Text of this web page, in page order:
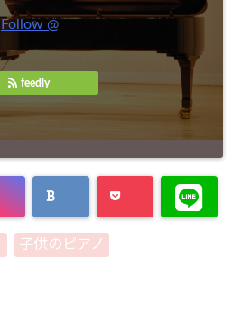
Follow @
feedly
子供のピアノ